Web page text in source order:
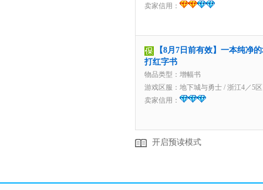
卖家信用：
【8月7日前有效】一本纯净
打红字书
物品类型：增幅书
游戏区服： 地下城与勇士 / 浙江4／5区
卖家信用：
开启预读模式